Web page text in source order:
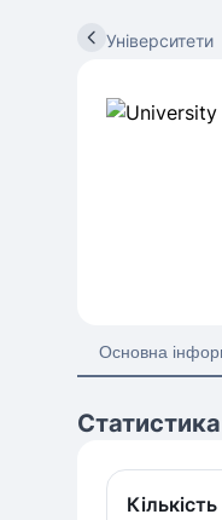
Університети
Основна